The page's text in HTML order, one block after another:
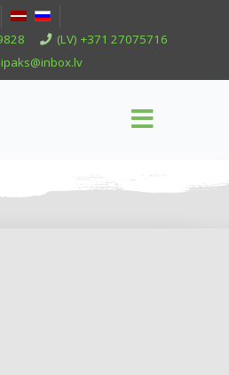
(LV) +371 27075716
ipaks@inbox.lv